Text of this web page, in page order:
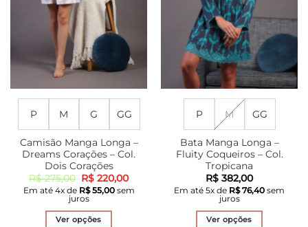
escolhidas
página
do
produto
escolhidas
na
página
do
produto
P M G GG
Camisão Manga Longa –
Dreams Corações – Col.
Dois Corações
R$275,00 O
preço
original
era:
R$ 275,00.
R$ 220,00O
preço
atual
Em até 4x de R$55,00sem
juros
Ver opções
P M GG
Bata Manga Longa –
Fluity Coqueiros – Col.
Tropicana
R$ 382,00
Em até 5x de R$76,40 sem
juros
Ver opções